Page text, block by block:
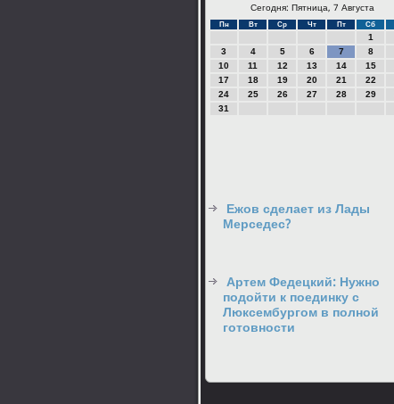
Сегодня: Пятница, 7 Августа
Пн Вт Ср Чт Пт Сб
1
3
4 5 6 7 8
10
11 12 13 14 15
17
18 19 20 21 22
24
25 26 27 28 29
31
Ежов сделает из Лады
Мерседес?
Артем Федецкий: Нужно
подойти к поединку с
Люксембургом в полной
готовности